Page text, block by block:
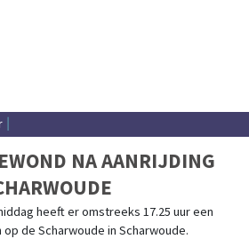
NA AANRIJDING
heeft er omstreeks 17.25 uur een
de Scharwoude in Scharwoude.